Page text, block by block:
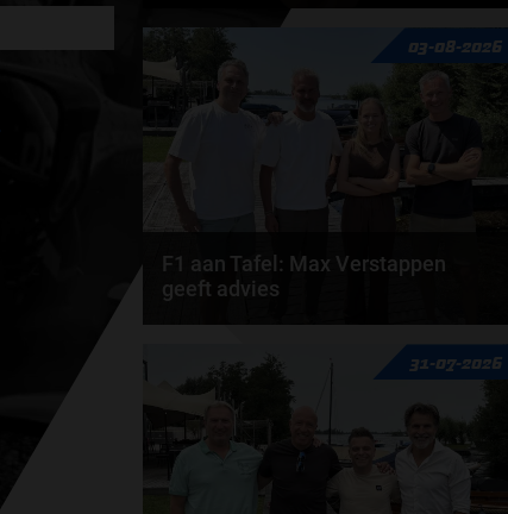
Rob van Someren, Beitske Visser en Frans
Verschuur schuiven aan in de nieuwe F1 aan
Tafel. Iedere...
door Tim Koenders
03-08-2026
F1 aan Tafel: Max Verstappen
geeft advies
Max Verstappen adviseert Red Bull. Gaat
George Russell weg bij Mercedes? En moet
de budgetcap...
door de redactie van Grand Prix Radio
31-07-2026
F1 TEAMS KAMPIOENSCHAP
MAX VERSTAPPEN
RACE GEMIST
AANMELDEN NIEUWSBRIEF
NEEM CONTACT OP